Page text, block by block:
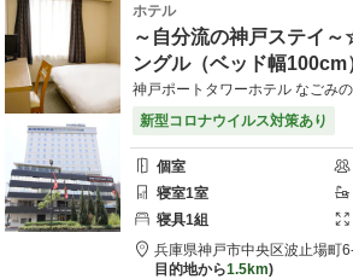
ホテル
～自分流の神戸ステイ
ングル（ベッド幅100cm
神戸ポートタワーホテル なごみ
新型コロナウイルス対策あり
個室
寝室1室
寝具1組
兵庫県神戸市中央区波止場町
目的地から1.5km